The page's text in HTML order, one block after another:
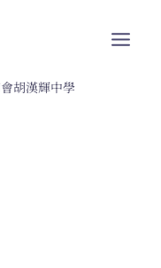
胡漢輝中學